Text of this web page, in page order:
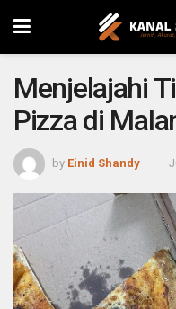
Menjelajahi
Pizza di
by Einid Shandy